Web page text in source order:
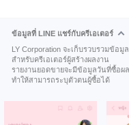
ข้อมูลที่ LINE แชร์กับครีเอเตอร์
LY Corporation จะเก็บรวบรวมข้อ
สำหรับครีเอเตอร์ผู้สร้างผลงาน
รายงานยอดขายจะมีข้อมูลวันที่ซื้อผ
ทำให้สามารถระบุตัวตนผู้ซื้อได้